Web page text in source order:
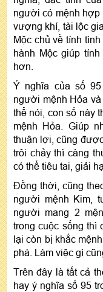
người có mệnh hợp
vượng khí, tài lộc
Mộc chủ về tính
hành Mộc giúp
hơn.
Ý nghĩa của số
người mệnh Hỏa
thể nói, con số này
mệnh Hỏa. Giúp
thuận lợi, cũng
trôi chảy thì càng
có thể tiêu tai, giải
Đồng thời, cũng
người mệnh Kim,
người mang 2
trong cuộc sống thì
lại còn bị khắc
phá. Làm việc gì
Trên đây là tất cả
hay ý nghĩa số 95